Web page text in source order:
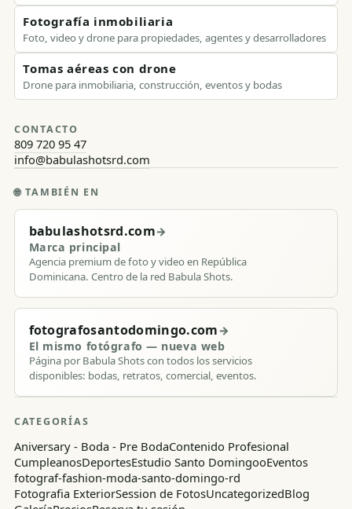
Fotografía inmobiliaria
Foto, video y drone para propiedades, agentes y desarrolladores
Tomas aéreas con drone
Drone para inmobiliaria, construcción, eventos y bodas
CONTACTO
809 720 95 47
info@babulashotsrd.com
🌐 TAMBIÉN EN
babulashotsrd.com→
Marca principal
Agencia premium de foto y video en República
Dominicana. Centro de la red Babula Shots.
fotografosantodomingo.com→
El mismo fotógrafo — nueva web
Página por Babula Shots con todos los servicios
disponibles: bodas, retratos, comercial, eventos.
CATEGORÍAS
Aniversary - Boda - Pre BodaContenido Profesional
CumpleanosDeportesEstudio Santo DomingooEventos
fotograf-fashion-moda-santo-domingo-rd
Fotografia ExteriorSession de FotosUncategorizedBlog